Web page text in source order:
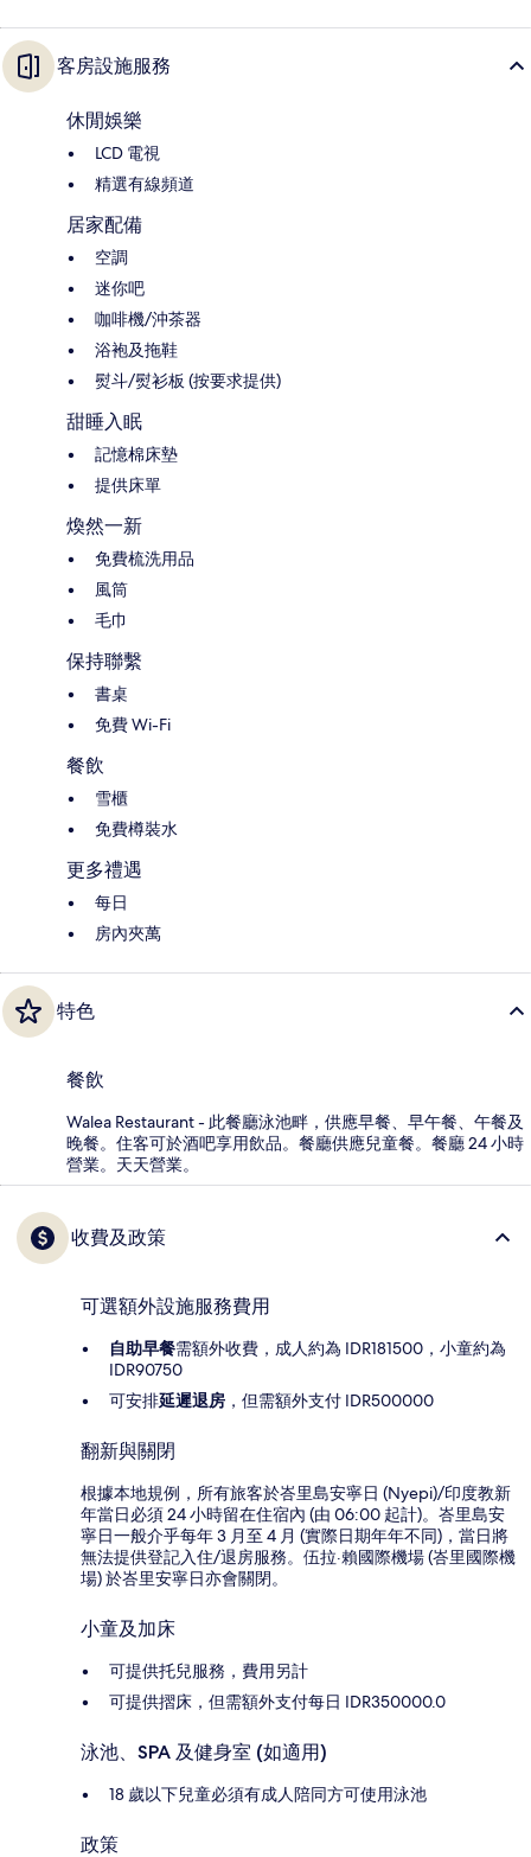
客房設施服務
休閒娛樂
LCD 電視
精選有線頻道
居家配備
空調
迷你吧
咖啡機/沖茶器
浴袍及拖鞋
熨斗/熨衫板 (按要求提供)
甜睡入眠
記憶棉床墊
提供床單
煥然一新
免費梳洗用品
風筒
毛巾
保持聯繫
書桌
免費 Wi-Fi
餐飲
雪櫃
免費樽裝水
更多禮遇
每日
房內夾萬
特色
餐飲
Walea Restaurant - 此餐廳泳池畔，供應早餐、早午餐、午餐及
晚餐。住客可於酒吧享用飲品。餐廳供應兒童餐。餐廳 24 小時
營業。天天營業。
收費及政策
可選額外設施服務費用
自助早餐需額外收費，成人約為 IDR181500，小童約為
IDR90750
可安排延遲退房 ，但需額外支付 IDR500000
翻新與關閉
根據本地規例，所有旅客於峇里島安寧日 (Nyepi)/印度教新
年當日必須 24 小時留在住宿內 (由 06:00 起計)。峇里島安
寧日一般介乎每年 3 月至 4 月 (實際日期年年不同)，當日將
無法提供登記入住/退房服務。伍拉·賴國際機場 (峇里國際機
場) 於峇里安寧日亦會關閉。
小童及加床
可提供托兒服務，費用另計
可提供摺床，但需額外支付每日 IDR350000.0
泳池、SPA 及健身室 (如適用)
18 歲以下兒童必須有成人陪同方可使用泳池
政策